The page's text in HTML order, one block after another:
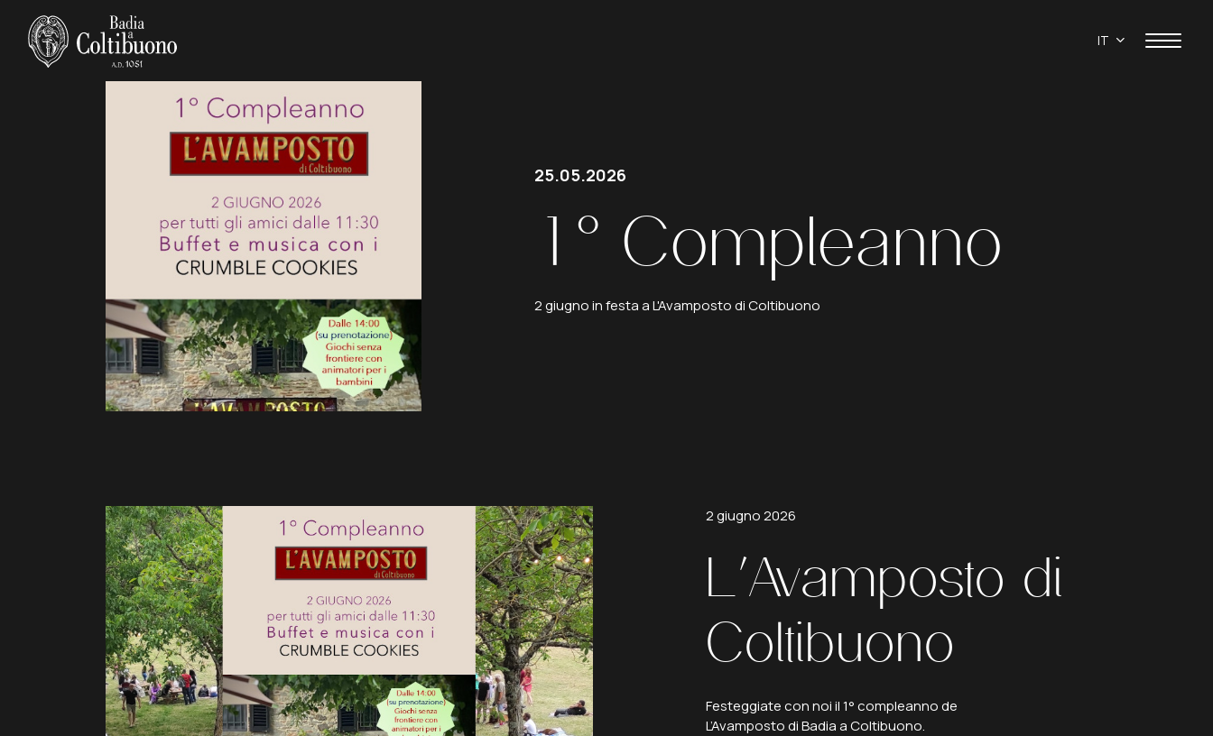
IT
25.05.2026
1° Compleanno
2 giugno in festa a L'Avamposto di Coltibuono
2giugno2026
L'Avamposto di
Coltibuono
Festeggiate con noi il 1° compleanno de
L’Avamposto di Badia a Coltibuono.